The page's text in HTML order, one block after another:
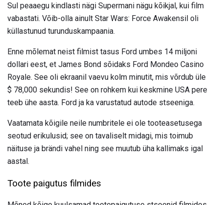
Sul peaaegu kindlasti nägi Supermani nägu kõikjal, kui film
vabastati. Võib-olla ainult Star Wars: Force Awakensil oli
küllastunud turunduskampaania.
Enne mõlemat neist filmist tasus Ford umbes 14 miljoni
dollari eest, et James Bond sõidaks Ford Mondeo Casino
Royale. See oli ekraanil vaevu kolm minutit, mis võrdub üle
$ 78,000 sekundis! See on rohkem kui keskmine USA pere
teeb ühe aasta. Ford ja ka varustatud autode stseeniga.
Vaatamata kõigile neile numbritele ei ole tooteasetusega
seotud erikulusid; see on tavaliselt midagi, mis toimub
näituse ja brändi vahel ning see muutub üha kallimaks igal
aastal.
Toote paigutus filmides